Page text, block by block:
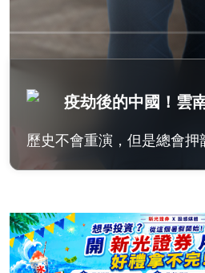
疫劫後的中國！雲
歷史不會重演，但是總會押